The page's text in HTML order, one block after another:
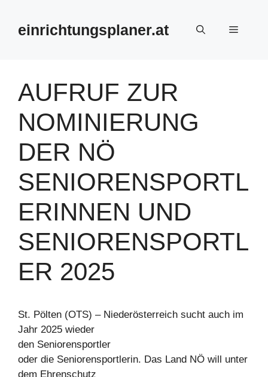
springeneinrichtungsplaner.at Menü
AUFRUF ZUR
NOMINIERUNG
DER NÖ
SENIORENSPORTL
ERINNEN UND
SENIORENSPORTL
ER 2025
St. Pölten (OTS) – Niederösterreich sucht auch im
Jahr 2025 wieder
den Seniorensportler
oder die Seniorensportlerin. Das Land NÖ will unter
dem Ehrenschutz